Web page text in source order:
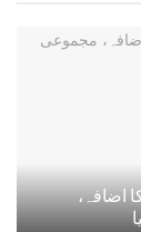
25 لاکھ ڈالر کا اضافہ،